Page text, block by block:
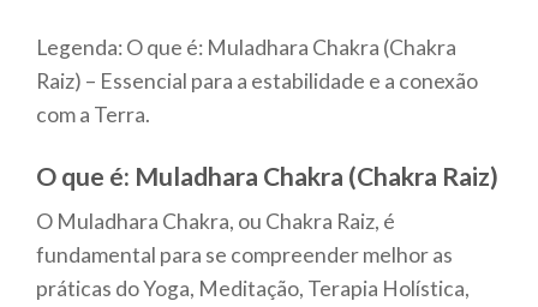
Legenda: O que é: Muladhara Chakra (Chakra
Raiz) – Essencial para a estabilidade e a conexão
com a Terra.
O que é: Muladhara Chakra (Chakra Raiz)
O Muladhara Chakra, ou Chakra Raiz, é
fundamental para se compreender melhor as
práticas do Yoga, Meditação, Terapia Holística,